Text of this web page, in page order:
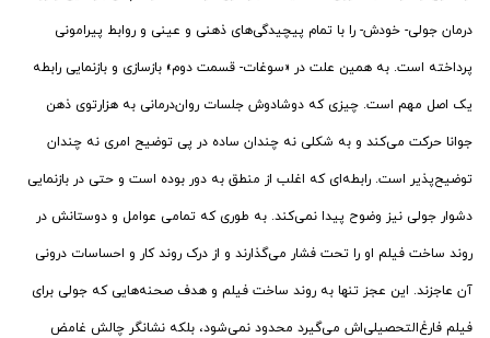
درمان جولی- خودش- را با تمام پیچیدگی‌های ذهنی و عینی و روابط پیرامونی
پرداخته است. به همین علت در «سوغات- قسمت دوم» بازسازی و بازنمایی رابطه
یک اصل مهم است. چیزی که دوشادوش جلسات روان‌درمانی به هزارتوی ذهن
جوانا حرکت می‌کند و به شکلی نه چندان ساده در پی توضیح امری نه چندان
توضیح‌پذیر است. رابطه‌ای که اغلب از منطق به دور بوده است و حتی در بازنمایی
دشوار جولی نیز وضوح پیدا نمی‌کند. به طوری که تمامی عوامل و دوستانش در
روند ساخت فیلم او را تحت فشار می‌گذارند و از درک روند کار و احساسات درونی
آن عاجزند. این عجز تنها به روند ساخت فیلم و هدف صحنه‌هایی که جولی برای
فیلم فارغ‌التحصیلی‌اش می‌گیرد محدود نمی‌شود، بلکه نشانگر چالش غامض